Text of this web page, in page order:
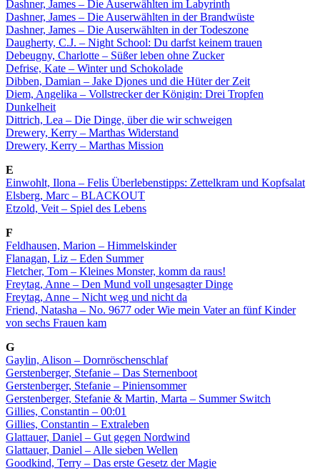
Dashner, James – Die Auserwählten im Labyrinth
Dashner, James – Die Auserwählten in der Brandwüste
Dashner, James – Die Auserwählten in der Todeszone
Daugherty, C.J. – Night School: Du darfst keinem trauen
Debeugny, Charlotte – Süßer leben ohne Zucker
Defrise, Kate – Winter und Schokolade
Dibben, Damian – Jake Djones und die Hüter der Zeit
Diem, Angelika – Vollstrecker der Königin: Drei Tropfen
Dunkelheit
Dittrich, Lea – Die Dinge, über die wir schweigen
Drewery, Kerry – Marthas Widerstand
Drewery, Kerry – Marthas Mission
E
Einwohlt, Ilona – Felis Überlebenstipps: Zettelkram und Kopfsalat
Elsberg, Marc – BLACKOUT
Etzold, Veit – Spiel des Lebens
F
Feldhausen, Marion – Himmelskinder
Flanagan, Liz – Eden Summer
Fletcher, Tom – Kleines Monster, komm da raus!
Freytag, Anne – Den Mund voll ungesagter Dinge
Freytag, Anne – Nicht weg und nicht da
Friend, Natasha – No. 9677 oder Wie mein Vater an fünf Kinder
von sechs Frauen kam
G
Gaylin, Alison – Dornröschenschlaf
Gerstenberger, Stefanie – Das Sternenboot
Gerstenberger, Stefanie – Piniensommer
Gerstenberger, Stefanie & Martin, Marta – Summer Switch
Gillies, Constantin – 00:01
Gillies, Constantin – Extraleben
Glattauer, Daniel – Gut gegen Nordwind
Glattauer, Daniel – Alle sieben Wellen
Goodkind, Terry – Das erste Gesetz der Magie